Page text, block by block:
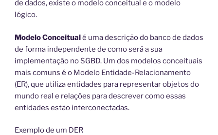
de dados, existe o modelo conceitual e o modelo
lógico.
Modelo Conceitualé uma descrição do banco de dados
de forma independente de como será a sua
implementação no SGBD. Um dos modelos conceituais
mais comuns é o Modelo Entidade-Relacionamento
(ER), que utiliza entidades para representar objetos do
mundo real e relações para descrever como essas
entidades estão interconectadas.
Exemplo de um DER